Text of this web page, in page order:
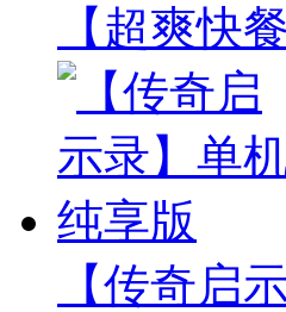
【超爽快
【传奇启